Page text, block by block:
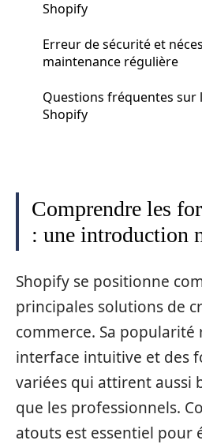
Shopify
Erreur de sécurité et
maintenance régulière
Questions fréquentes sur
Shopify
Comprendre les
: une introduction
Shopify se positionne
principales solutions de
commerce. Sa popularité
interface intuitive et des
variées qui attirent aussi
que les professionnels.
atouts est essentiel pour